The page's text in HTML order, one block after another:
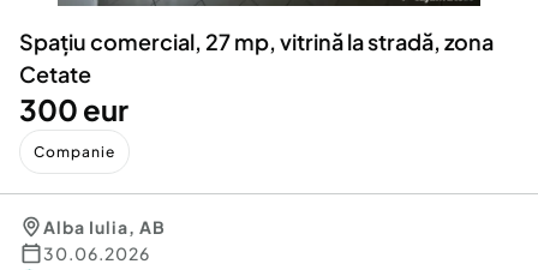
Spațiu comercial, 27 mp, vitrină la stradă, zona
Cetate
300 eur
Companie
Alba Iulia, AB
30.06.2026